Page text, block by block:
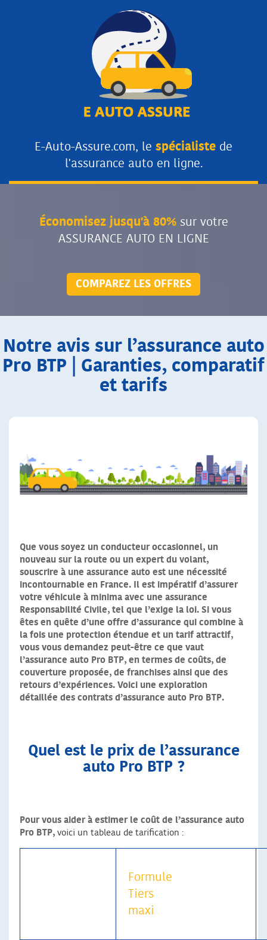
E-Auto-Assure.com, le spécialiste de
l'assurance auto en ligne.
Économisez jusqu'à 80% sur votre
ASSURANCE AUTO EN LIGNE
COMPAREZ LES OFFRES
Notre avis sur l’assurance auto
Pro BTP | Garanties, comparatif
et tarifs
Que vous soyez un conducteur occasionnel, un
nouveau sur la route ou un expert du volant,
souscrire à une assurance auto est une nécessité
incontournable en France. Il est impératif d’assurer
votre véhicule à minima avec une assurance
Responsabilité Civile, tel que l’exige la loi. Si vous
êtes en quête d’une offre d’assurance qui combine à
la fois une protection étendue et un tarif attractif,
vous vous demandez peut-être ce que vaut
l’assurance auto Pro BTP, en termes de coûts, de
couverture proposée, de franchises ainsi que des
retours d’expériences. Voici une exploration
détaillée des contrats d’assurance auto Pro BTP.
Quel est le prix de l’assurance
auto Pro BTP ?
Pour vous aider à estimer le coût de l’assurance auto
Pro BTP, voici un tableau de tarification :
Formule
Tiers
maxi